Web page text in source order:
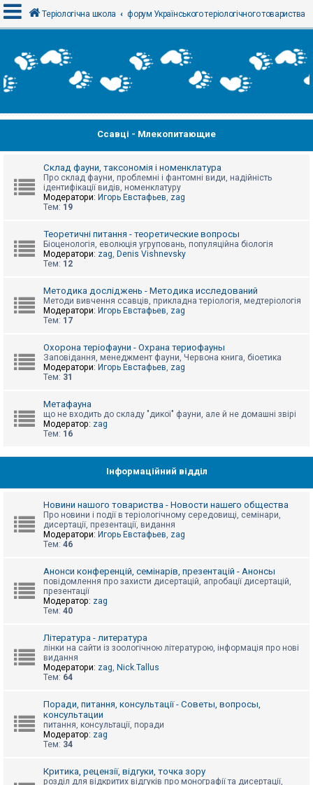
х
і
т
р
а
б
е
д
п
о
е
й
А
и
т
П
м
о
г
Теріологічна школа форум Українського теріологічного товариства
Ссавці - Млекопитающие
Склад фауни, таксономія і номенклатура
Про склад фауни, проблемні і фантомні види, надійність
ідентифікації видів, номенклатуру
Модератори: Игорь Евстафьев, zag
Тем: 19
Теоретичні питання - теоретические вопросы
Біоценологія, еволюція угруповань, популяційна біологія
Модератори: zag, Denis Vishnevsky
Тем: 12
Методика досліджень - Методика исследований
Методи вивчення ссавців, прикладна теріологія, медтеріологія
Модератори: Игорь Евстафьев, zag
Тем: 17
Охорона теріофауни - Охрана териофауны
Заповідання, менеджмент фауни, Червона книга, біоетика
Модератори: Игорь Евстафьев, zag
Тем: 31
Метафауна
що не входить до складу "дикої" фауни, але й не домашні звірі
Модератор: zag
Тем: 16
Інформаційний відділ
Новини нашого товариства - Новости нашего общества
Про новини і події в теріологічному середовищі, семінари,
дисертації, презентації, видання
Модератори: Игорь Евстафьев, zag
Тем: 46
Анонси конференцій, семінарів, презентацій - Анонсы
повідомлення про захисти дисертацій, апробації дисертацій,
презентації
Модератор: zag
Тем: 40
Література - литература
лінки на сайти із зоологічною літературою, інформація про нові
видання
Модератори: zag, Nick.Tallus
Тем: 64
Поради, питання, консультації - Советы, вопросы,
консультации
питання, консультації, поради
Модератор: zag
Тем: 34
Критика, рецензії, відгуки, точка зору
розділ для відкритих відгуків про монографії та дисертації,